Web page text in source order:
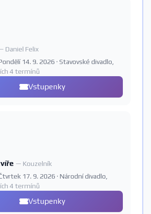
Daniel Felix
14. 9. 2026 · Stavovské divadlo,
4 termínů
Vstupenky
— Kouzelník
17. 9. 2026 · Národní divadlo,
4 termínů
Vstupenky